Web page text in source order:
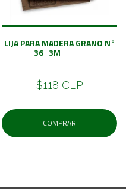
LIJA PARA MADERA GRANO N°
36 3M
$118 CLP
COMPRAR